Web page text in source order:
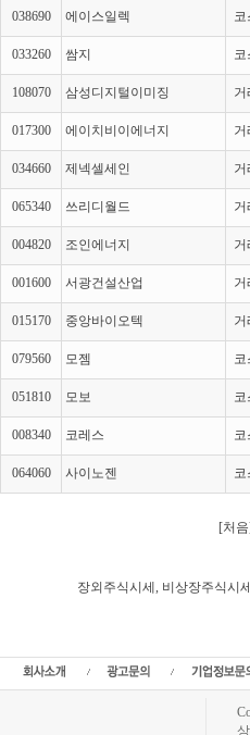
038690 에이스일렉 코
033260 쌈지 코
108070 삼성디지털이미징 거
017300 에이치비이에너지 거
034660 제넥셀세인 거
065340 쓰리디월드 거
004820 조인에너지 거
001600 서광건설산업 거
015170 중앙바이오텍 거
079560 모젬 코
051810 모보 코
008340 코레스 코
064060 사이노젠 코
[처
장외주식시세, 비상장주식시